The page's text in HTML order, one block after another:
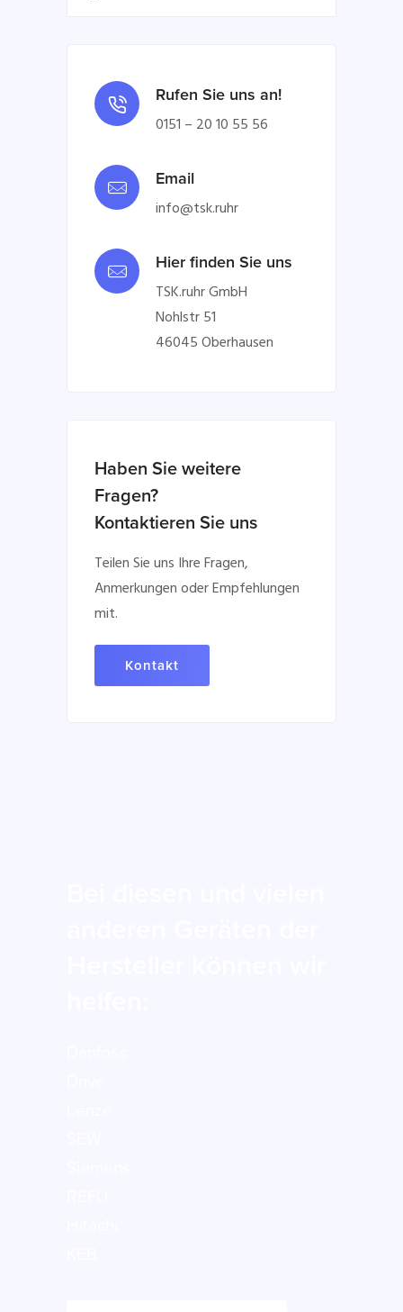
Rufen Sie uns an!
0151 – 20 10 55 56
Email
info@tsk.ruhr
Hier finden Sie uns
TSK.ruhr GmbH
Nohlstr 51
46045 Oberhausen
Haben Sie weitere
Fragen?
Kontaktieren Sie uns
Teilen Sie uns Ihre Fragen,
Anmerkungen oder Empfehlungen
mit.
Kontakt